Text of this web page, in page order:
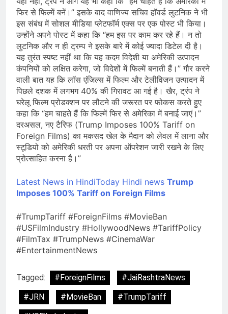
फिर से फिल्में बनें।” इसके बाद वाणिज्य सचिव हॉवर्ड लुटनिक ने भी
इस संबंध में सोशल मीडिया प्लेटफॉर्म एक्स पर एक पोस्ट भी किया।
उन्होंने अपने पोस्ट में कहा कि “हम इस पर काम कर रहे हैं। न तो
लुटनिक और न ही ट्रम्प ने इसके बारे में कोई ज्यादा डिटेल दी है।
यह तुरंत स्पष्ट नहीं था कि यह कदम विदेशी या अमेरिकी उत्पादन
कंपनियों को लक्षित करेगा, जो विदेशों में फिल्में बनाती हैं।” गौर करने
वाली बात यह कि लॉस एंजिल्स में फिल्म और टेलीविजन उत्पादन में
पिछले दशक में लगभग 40% की गिरावट आ गई है। खैर, ट्रंप ने
घरेलू फिल्म प्रोडक्शन पर लौटने की जरूरत पर फोकस करते हुए
कहा कि “हम चाहते हैं कि फिल्में फिर से अमेरिका में बनाई जाएं।”
दरअसल, नए टैरिफ (Trump Imposes 100% Tariff on
Foreign Films) का मकसद खेल के मैदान को लेवल में लाना और
स्टूडियो को अमेरिकी धरती पर अपना ऑपरेशन जारी रखने के लिए
प्रोत्साहित करना है।”
Latest News in HindiToday Hindi news Trump
Imposes 100% Tariff on Foreign Films
#TrumpTariff #ForeignFilms #MovieBan
#USFilmIndustry #HollywoodNews #TariffPolicy
#FilmTax #TrumpNews #CinemaWar
#EntertainmentNews
Tagged: #ForeignFilms
#JaiRashtraNews
#JRN
#MovieBan
#TrumpTariff